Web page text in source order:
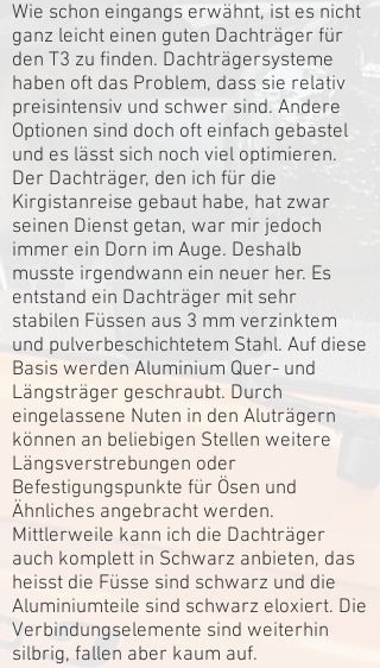
Wie schon eingangs erwähnt, ist es nicht
ganz leicht einen guten Dachträger für
den T3 zu finden. Dachträgersysteme
haben oft das Problem, dass sie relativ
preisintensiv und schwer sind. Andere
Optionen sind doch oft einfach gebastel
und es lässt sich noch viel optimieren.
Der Dachträger, den ich für die
Kirgistanreise gebaut habe, hat zwar
seinen Dienst getan, war mir jedoch
immer ein Dorn im Auge. Deshalb
musste irgendwann ein neuer her. Es
entstand ein Dachträger mit sehr
stabilen Füssen aus 3 mm verzinktem
und pulverbeschichtetem Stahl. Auf diese
Basis werden Aluminium Quer- und
Längsträger geschraubt. Durch
eingelassene Nuten in den Aluträgern
können an beliebigen Stellen weitere
Längsverstrebungen oder
Befestigungspunkte für Ösen und
Ähnliches angebracht werden.
Mittlerweile kann ich die Dachträger
auch komplett in Schwarz anbieten, das
heisst die Füsse sind schwarz und die
Aluminiumteile sind schwarz eloxiert. Die
Verbindungselemente sind weiterhin
silbrig, fallen aber kaum auf.